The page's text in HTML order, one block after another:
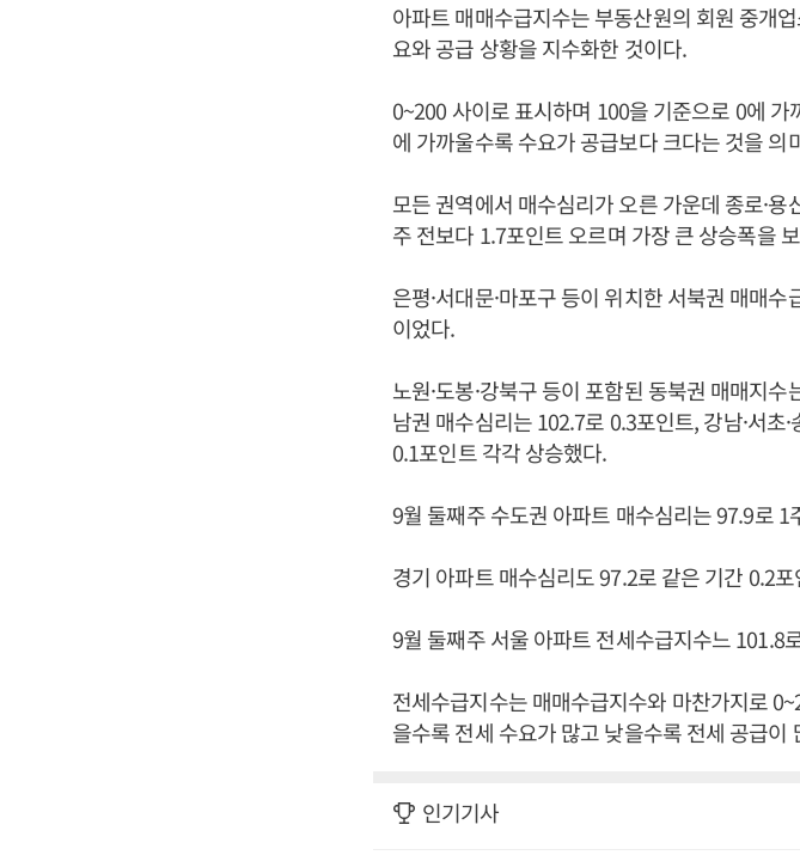
아파트 매매수급지수는 부동산원의 회원 중개
요와 공급 상황을 지수화한 것이다.
0~200 사이로 표시하며 100을 기준으로 0에
에 가까울수록 수요가 공급보다 크다는 것을 의
모든 권역에서 매수심리가 오른 가운데 종로·
주 전보다 1.7포인트 오르며 가장 큰 상승폭을
은평·서대문·마포구 등이 위치한 서북권 매매
이었다.
노원·도봉·강북구 등이 포함된 동북권 매매지
남권 매수심리는 102.7로 0.3포인트, 강남·서
0.1포인트 각각 상승했다.
9월 둘째주 수도권 아파트 매수심리는 97.9로 1
경기 아파트 매수심리도 97.2로 같은 기간 0.2
9월 둘째주 서울 아파트 전세수급지수느 101.8
전세수급지수는 매매수급지수와 마찬가지로
을수록 전세 수요가 많고 낮을수록 전세 공급이
인기기사